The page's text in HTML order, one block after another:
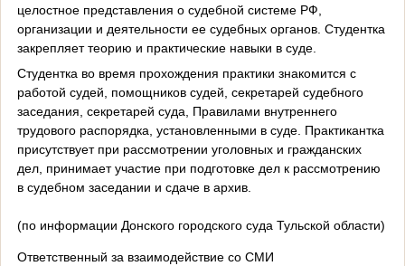
целостное представления о судебной системе РФ,
организации и деятельности ее судебных органов. Студентка
закрепляет теорию и практические навыки в суде.
Студентка во время прохождения практики знакомится с
работой судей, помощников судей, секретарей судебного
заседания, секретарей суда, Правилами внутреннего
трудового распорядка, установленными в суде. Практикантка
присутствует при рассмотрении уголовных и гражданских
дел, принимает участие при подготовке дел к рассмотрению
в судебном заседании и сдаче в архив.
(по информации Донского городского суда Тульской области)
Ответственный за взаимодействие со СМИ